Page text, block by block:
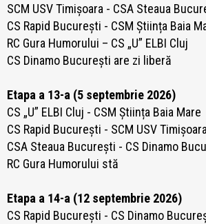
SCM USV Timișoara - CSA Steaua
CS Rapid București - CSM Știința Baia
RC Gura Humorului – CS „U” ELBI Cluj
CS Dinamo București are zi liberă
Etapa a 13-a (5 septembrie 2026)
CS „U” ELBI Cluj - CSM Știința Baia Mare
CS Rapid București - SCM USV Timișoara
CSA Steaua București - CS Dinamo
RC Gura Humorului stă
Etapa a 14-a (12 septembrie 2026)
CS Rapid București - CS Dinamo